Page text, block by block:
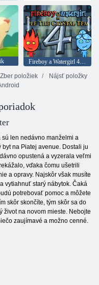
Fireboy a Watergirl 4: Crystal Temple
Zber položiek
Nájsť položky
sú len nedávno manželmi a
byt na Piatej avenue. Dostali ju
opustená a vyzerala veľmi
vďaka čomu ušetrili
a opravy. Najskôr však musíte
vytiahnuť starý nábytok. Čaká
potrebovať pomoc a môžete
skôr skončíte, tým skôr sa do
na novom mieste. Nebojte
zaujímavé a možno cenné.